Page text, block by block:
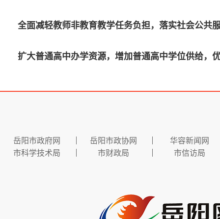
全面减轻教师非教育教学任务负担，落实社会公共
扩大普通高中办学资源，增加普通高中学位供给，
岳阳市政府网 岳阳市政协网
华容新闻网
市科学技术局
市财政局 市信访局